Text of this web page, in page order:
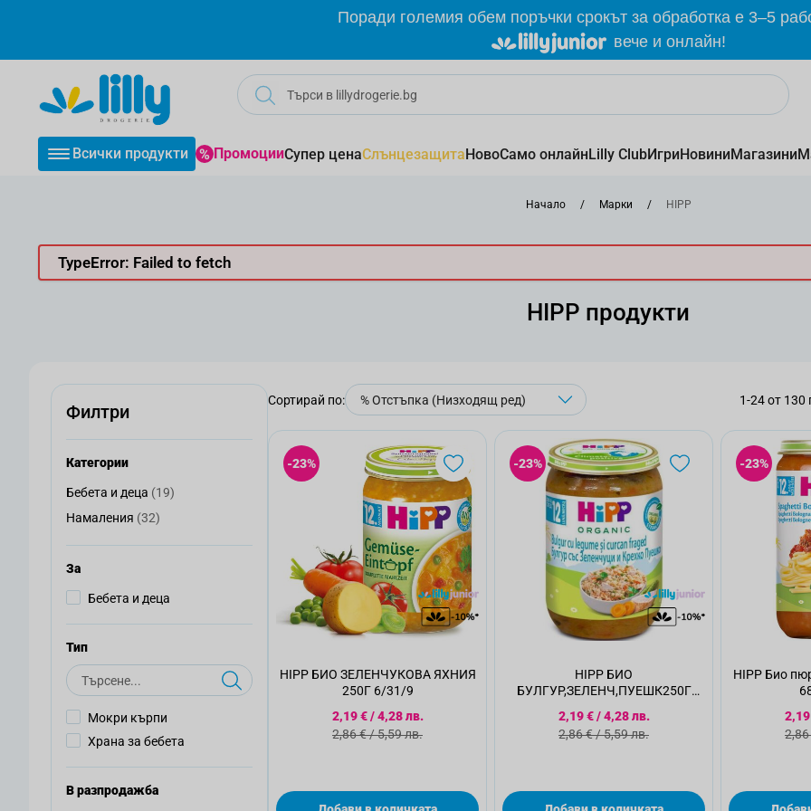
Поради големия обем поръчки срокът за обработка е 3–5
вече и онлайн!
Всички продукти ПромоцииСупер ценаСлънцезащитаНовоСамо онлайнLilly ClubИгриНовиниМагазини
Начало / Марки / HIPP
TypeError: Failed to fetch
HIPP продукти
Филтри
Категории
Бебета и деца
Бебета и деца (19)
Намаления
Намаления (32)
За
Бебета и деца
Тип
Търсене
Мокри кърпи
Храна за бебета
В разпродажба
Сортирай по: 1-24от 130
-23%
HIPP БИО ЗЕЛЕНЧУКОВА ЯХНИЯ
250Г 6/31/9
Специална цена
2,19 €/4,28 лв.
Стандартна цена
2,86 €/5,59 лв.
-23%
HIPP БИО
БУЛГУР,ЗЕЛЕНЧ,ПУЕШК250Г
Специална цена
2,19 €/4,28 лв.
Стандартна цена
2,86 €/5,59 лв.
-23%
HIPP Био